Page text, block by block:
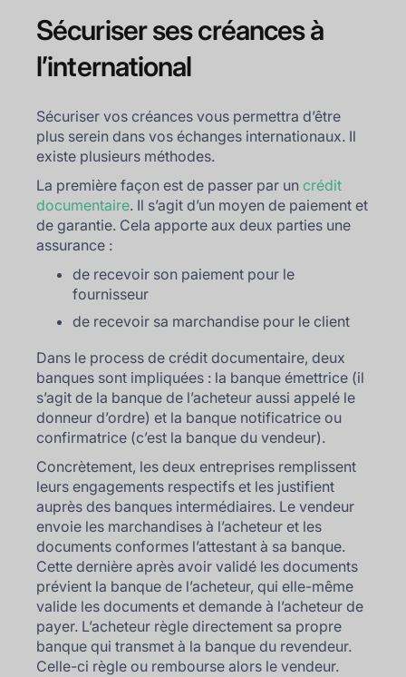
Sécuriser ses créances à
l’international
Sécuriser vos créances vous permettra d’être
plus serein dans vos échanges internationaux. Il
existe plusieurs méthodes.
La première façon est de passer par un crédit
documentaire. Il s’agit d’un moyen de paiement et
de garantie. Cela apporte aux deux parties une
assurance :
de recevoir son paiement pour le
fournisseur
de recevoir sa marchandise pour le client
Dans le process de crédit documentaire, deux
banques sont impliquées : la banque émettrice (il
s’agit de la banque de l’acheteur aussi appelé le
donneur d’ordre) et la banque notificatrice ou
confirmatrice (c’est la banque du vendeur).
Concrètement, les deux entreprises remplissent
leurs engagements respectifs et les justifient
auprès des banques intermédiaires. Le vendeur
envoie les marchandises à l’acheteur et les
documents conformes l’attestant à sa banque.
Cette dernière après avoir validé les documents
prévient la banque de l’acheteur, qui elle-même
valide les documents et demande à l’acheteur de
payer. L’acheteur règle directement sa propre
banque qui transmet à la banque du revendeur.
Celle-ci règle ou rembourse alors le vendeur.